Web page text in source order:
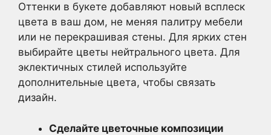
Оттенки в букете добавляют новый всплеск
цвета в ваш дом, не меняя палитру мебели
или не перекрашивая стены. Для ярких стен
выбирайте цветы нейтрального цвета. Для
эклектичных стилей используйте
дополнительные цвета, чтобы связать
дизайн.
Сделайте цветочные композиции